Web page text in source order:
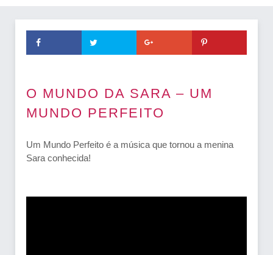
O MUNDO DA SARA – UM
MUNDO PERFEITO
Um Mundo Perfeito é a música que tornou a menina
Sara conhecida!